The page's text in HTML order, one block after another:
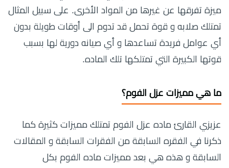
ميزة تفرقها عن غيرها من المواد الأخرى. على سبيل المثال
تمتلك صلابه و قوة تحمل قد تدوم الى أوقات طويلة بدون
أي عوامل فريدة تساعدها و أي صيانه دورية لها بسبب
قوتها الكبيرة التي تمتلكها تلك الماده.
ما هي مميزات عزل الفوم؟
عزيزي القارئ ماده عزل الفوم تمتلك مميزات كثيرة كما
ذكرنا في الفقره السابقة من الفقرات السابقة و المقالات
السابقة و هذه هي بعد مميزات ماده الفوم بكل